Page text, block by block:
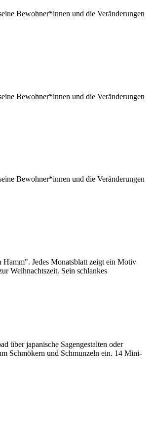
Bewohner*innen und die Veränderungen
Bewohner*innen und die Veränderungen
Bewohner*innen und die Veränderungen
Hamm". Jedes Monatsblatt zeigt ein Motiv
Weihnachtszeit. Sein schlankes
über japanische Sagengestalten oder
Schmökern und Schmunzeln ein. 14 Mini-